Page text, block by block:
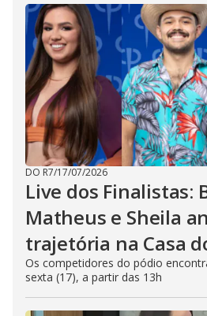
DO R7/17/07/2026
Live dos Finalistas:
Matheus e Sheila
trajetória na Casa
Os competidores do pódio
sexta (17), a partir das 13h